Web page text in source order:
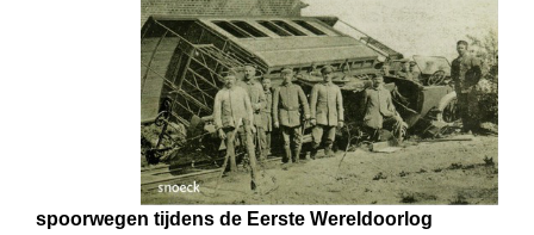
spoorwegen tijdens de Eerste Wereldoorlog